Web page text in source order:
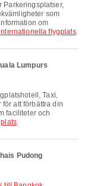
som
om
flygplats.
Lumpurs
att förbättra din
faciliteter och
.
Pudong